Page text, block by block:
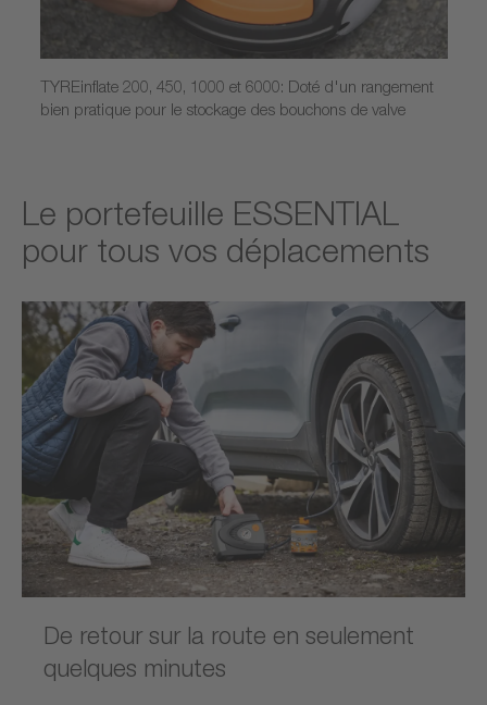
TYREinflate 200, 450, 1000 et 6000: Doté d'un rangement
bien pratique pour le stockage des bouchons de valve
Le portefeuille ESSENTIAL
pour tous vos déplacements
De retour sur la route en seulement
quelques minutes